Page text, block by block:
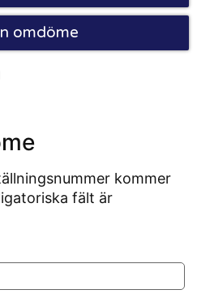
omdöme
kommer
fält är